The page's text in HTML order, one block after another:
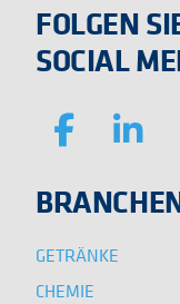
FOLGEN
SOCIAL
GETRÄNKE
CHEMIE